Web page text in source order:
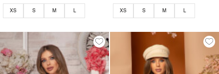
XS S M L XS S M L